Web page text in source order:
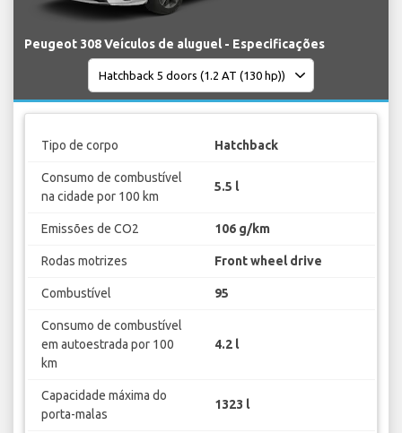
Peugeot 308 Veículos de aluguel - Especificações
Tipo de corpo Hatchback
Consumo de combustível
na cidade por 100 km
5.5 l
Emissões de CO2 106 g/km
Rodas motrizes Front wheel drive
Combustível 95
Consumo de combustível
em autoestrada por 100
km
4.2 l
Capacidade máxima do
porta-malas
1323 l